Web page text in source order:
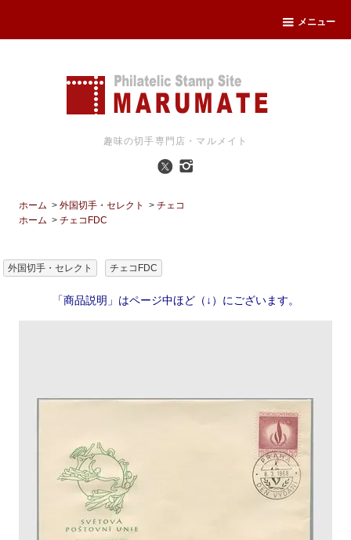
メニュー
趣味の切手専門店・マルメイト
ホーム >外国切手・セレクト >チェコ
ホーム >チェコFDC
外国切手・セレクト チェコFDC
「商品説明」はページ中ほど（↓）にございます。